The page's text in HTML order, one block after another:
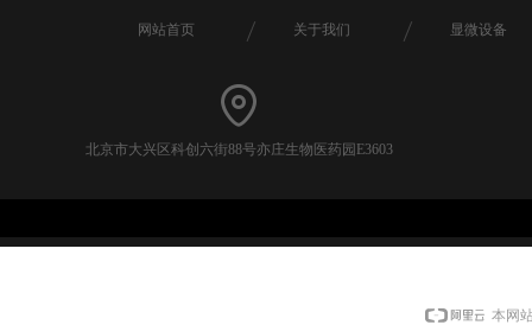
北京市大兴区科创六街88号亦庄生物医药园E3603
网站首页 关于我们 显微设备
本网